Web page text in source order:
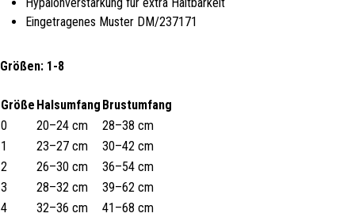
Eingetragenes Muster DM/237171
Größen: 1-8
Größe Halsumfang Brustumfang
0
20–24 cm
28–38 cm
1
23–27 cm
30–42 cm
2
26–30 cm
36–54 cm
3
28–32 cm
39–62 cm
4
32–36 cm
41–68 cm